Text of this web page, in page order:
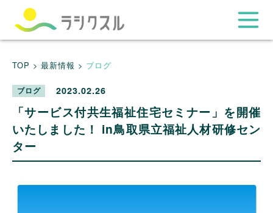
TOP > 最新情報 > ブログ
ブログ 2023.02.26
「サービス付共生福祉住宅セミナー」を開催
いたしました！ in鳥取県立福祉人材研修セン
ター